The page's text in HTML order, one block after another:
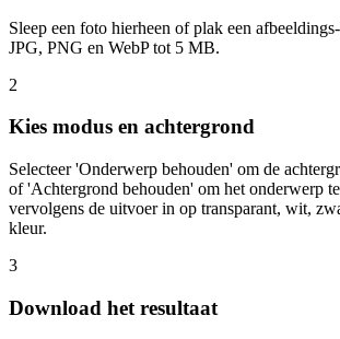
Sleep een foto hierheen of plak een
JPG, PNG en WebP tot 5 MB.
2
Kies modus en achtergrond
Selecteer 'Onderwerp behouden' om de
of 'Achtergrond behouden' om het onderwerp
vervolgens de uitvoer in op transparant, wit,
kleur.
3
Download het resultaat